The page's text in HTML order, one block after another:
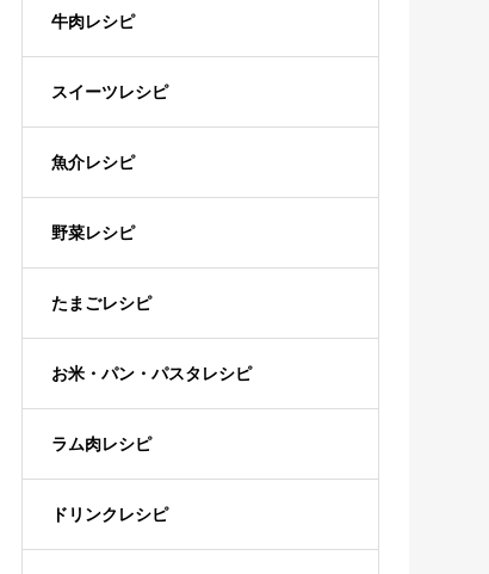
牛肉レシピ
スイーツレシピ
魚介レシピ
野菜レシピ
たまごレシピ
お米・パン・パスタレシピ
ラム肉レシピ
ドリンクレシピ